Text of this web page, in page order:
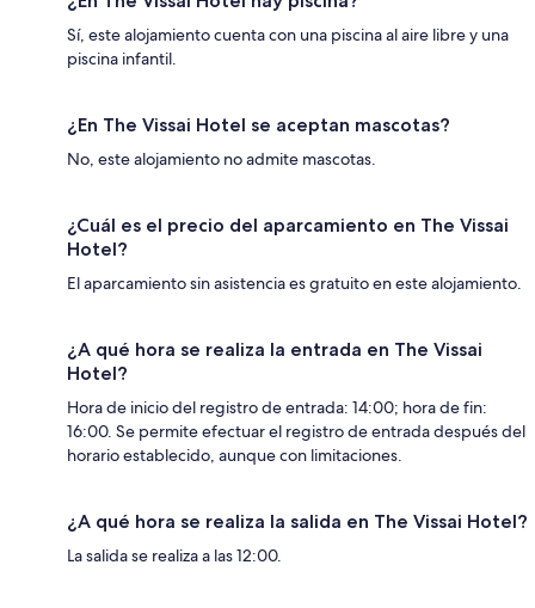
Sí, este alojamiento cuenta con una piscina al aire libre y una
piscina infantil.
¿En The Vissai Hotel se aceptan mascotas?
No, este alojamiento no admite mascotas.
¿Cuál es el precio del aparcamiento en The Vissai
Hotel?
El aparcamiento sin asistencia es gratuito en este alojamiento.
¿A qué hora se realiza la entrada en The Vissai
Hotel?
Hora de inicio del registro de entrada: 14:00; hora de fin:
16:00. Se permite efectuar el registro de entrada después del
horario establecido, aunque con limitaciones.
¿A qué hora se realiza la salida en The Vissai Hotel?
La salida se realiza a las 12:00.